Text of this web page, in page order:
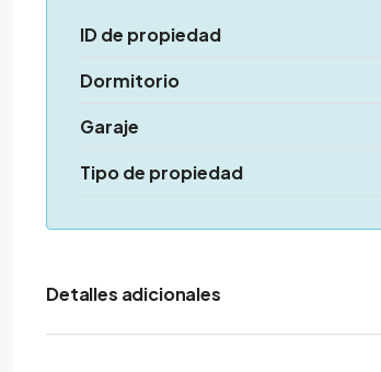
ID de propiedad
Dormitorio
Garaje
Tipo de propiedad
Detalles adicionales